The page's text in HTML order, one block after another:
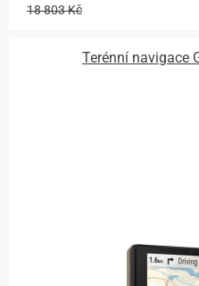
18 803 Kč
Terénní navigace